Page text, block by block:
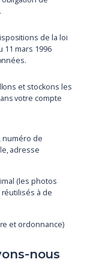
de la loi
11 mars 1996
et stockons les
votre compte
numéro de
adresse
(les photos
à de
et ordonnance)
nous